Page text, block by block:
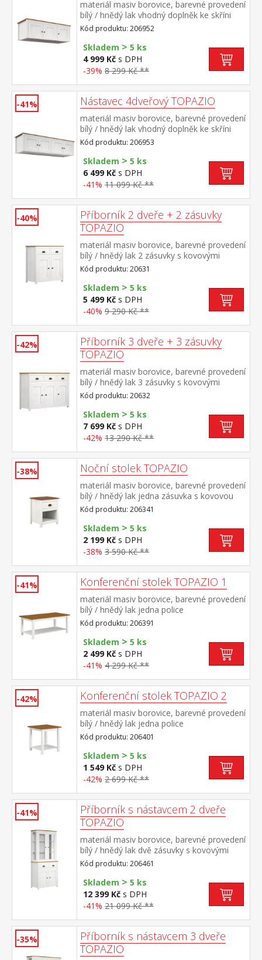
materiál masiv borovice, barevné provedení
bílý / hnědý lak vhodný doplněk ke skříni
TOPAZIO 206282
Kód produktu: 206952
Skladem > 5 ks
4 999 Kč s DPH
-39% 8 299 Kč **
-41% Nástavec 4dveřový TOPAZIO
materiál masiv borovice, barevné provedení
bílý / hnědý lak vhodný doplněk ke skříni
TOPAZIO 206283
Kód produktu: 206953
Skladem > 5 ks
6 499 Kč s DPH
-41% 11 099 Kč **
-40%
Příborník 2 dveře + 2 zásuvky
TOPAZIO
materiál masiv borovice, barevné provedení
bílý / hnědý lak 2 zásuvky s kovovými
úchytkami a pojezdy, 2 dveře
Kód produktu: 20631
Skladem > 5 ks
5 499 Kč s DPH
-40% 9 290 Kč **
-42%
Příborník 3 dveře + 3 zásuvky
TOPAZIO
materiál masiv borovice, barevné provedení
bílý / hnědý lak 3 zásuvky s kovovými
úchytkami a pojezdy, 3 dveře
Kód produktu: 20632
Skladem > 5 ks
7 699 Kč s DPH
-42% 13 290 Kč **
-38% Noční stolek TOPAZIO
materiál masiv borovice, barevné provedení
bílý / hnědý lak jedna zásuvka s kovovou
úchytkou a pojezdy, jedna police
Kód produktu: 206341
Skladem > 5 ks
2 199 Kč s DPH
-38% 3 590 Kč **
-41% Konferenční stolek TOPAZIO 1
materiál masiv borovice, barevné provedení
bílý / hnědý lak jedna police
Kód produktu: 206391
Skladem > 5 ks
2 499 Kč s DPH
-41% 4 299 Kč **
-42% Konferenční stolek TOPAZIO 2
materiál masiv borovice, barevné provedení
bílý / hnědý lak jedna police
Kód produktu: 206401
Skladem > 5 ks
1 549 Kč s DPH
-42% 2 699 Kč **
-41%
Příborník s nástavcem 2 dveře
TOPAZIO
materiál masiv borovice, barevné provedení
bílý / hnědý lak dvě zásuvky s kovovými
úchytkami a pojezdy dvoje plné a dvoje
prosklené dveře
Kód produktu: 206461
Skladem > 5 ks
12 399 Kč s DPH
-41% 21 099 Kč **
-35%
Příborník s nástavcem 3 dveře
TOPAZIO